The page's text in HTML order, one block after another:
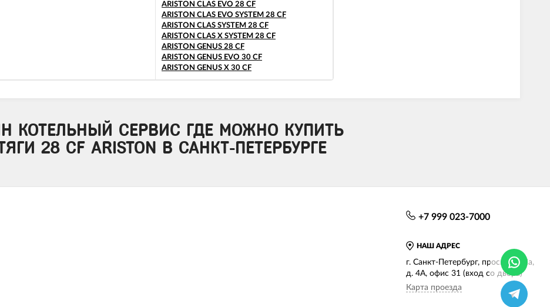
ARISTON CLAS EVO 28 CF
ARISTON CLAS EVO SYSTEM 28 CF
ARISTON CLAS SYSTEM 28 CF
ARISTON CLAS X SYSTEM 28 CF
ARISTON GENUS 28 CF
ARISTON GENUS EVO 30 CF
ARISTON GENUS X 30 CF
КОТЕЛЬНЫЙ СЕРВИС ГДЕ МОЖНО КУПИТЬ
28 CF ARISTON В САНКТ-ПЕТЕРБУРГЕ
НАШ АДРЕС
г. Санкт-Петербург, просп. КИМа,
д. 4А, офис 31 (вход со двора)
Карта проезда
+7 999 023-7000